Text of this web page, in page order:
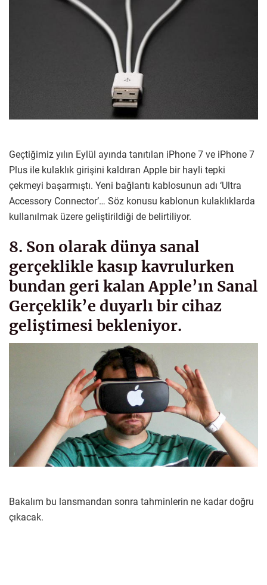
Geçtiğimiz yılın Eylül ayında tanıtılan iPhone 7 ve iPhone 7
Plus ile kulaklık girişini kaldıran Apple bir hayli tepki
çekmeyi başarmıştı. Yeni bağlantı kablosunun adı ‘Ultra
Accessory Connector’… Söz konusu kablonun kulaklıklarda
kullanılmak üzere geliştirildiği de belirtiliyor.
8. Son olarak dünya sanal
gerçeklikle kasıp kavrulurken
bundan geri kalan Apple’ın Sanal
Gerçeklik’e duyarlı bir cihaz
geliştimesi bekleniyor.
Bakalım bu lansmandan sonra tahminlerin ne kadar doğru
çıkacak.